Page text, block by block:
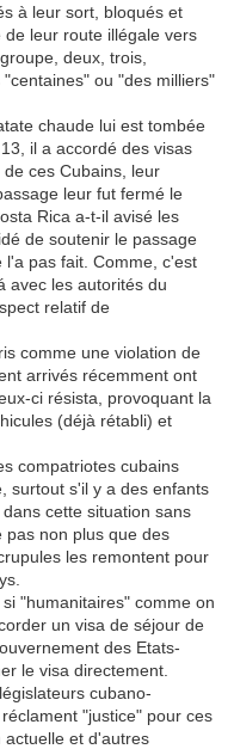
à leur sort, bloqués et
leur route illégale vers
deux, trois,
ou "des milliers"
chaude lui est tombée
il a accordé des visas
ces Cubains, leur
leur fut fermé le
Rica a-t-il avisé les
de soutenir le passage
pas fait. Comme, c'est
avec les autorités du
relatif de
comme une violation de
arrivés récemment ont
ci résista, provoquant la
(déjà rétabli) et
compatriotes cubains
surtout s'il y a des enfants
cette situation sans
pas non plus que des
les remontent pour
"humanitaires" comme on
un visa de séjour de
des Etats-
le visa directement.
cubano-
"justice" pour ces
actuelle et d'autres